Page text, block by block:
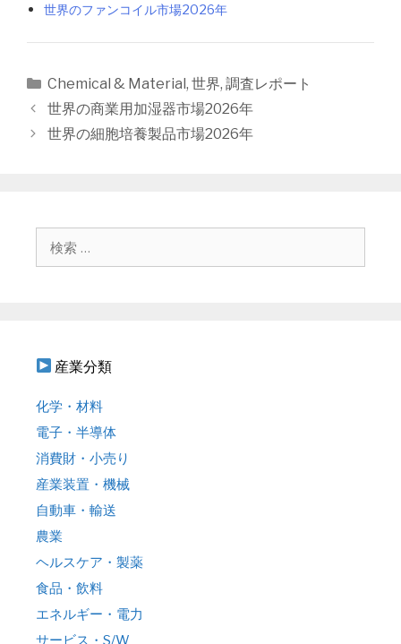
世界のファンコイル市場2026年
カ
テ
ゴ
Chemical & Material, 世界, 調査レポート
投
稿
世界の商業用加湿器市場2026年
世界の細胞培養製品市場2026年
産業分類
化学・材料
電子・半導体
消費財・小売り
産業装置・機械
自動車・輸送
農業
ヘルスケア・製薬
食品・飲料
エネルギー・電力
サービス・S/W